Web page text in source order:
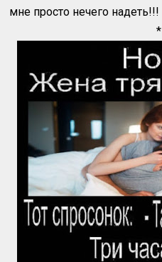
мне просто нечего надеть!!!
*